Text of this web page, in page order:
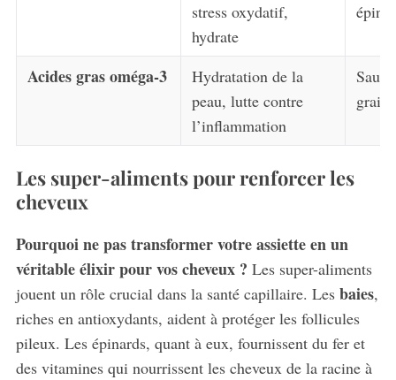
stress oxydatif,
hydrate
Acides gras oméga-3
Hydratation de la
peau, lutte contre
l’inflammation
Les super-aliments pour renforcer les
cheveux
Pourquoi ne pas transformer votre assiette en un
véritable élixir pour vos cheveux ? Les super-aliments
jouent un rôle crucial dans la santé capillaire. Les baies,
riches en antioxydants, aident à protéger les follicules
pileux. Les épinards, quant à eux, fournissent du fer et
des vitamines qui nourrissent les cheveux de la racine à